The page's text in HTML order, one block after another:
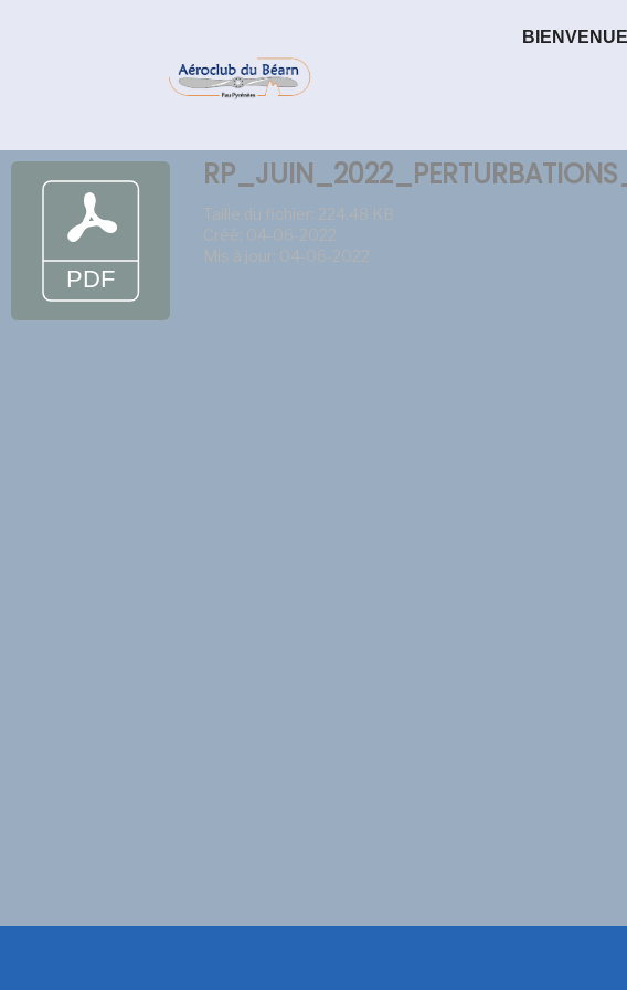
BIENVENUE
Taille du fichier: 224.48 KB
Créé: 04-06-2022
Mis à jour: 04-06-2022